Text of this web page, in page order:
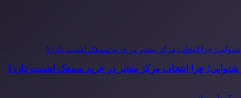
شنوایی؛ چرا انتخاب مرکز معتبر در خرید سمعک اهمیت دارد؟